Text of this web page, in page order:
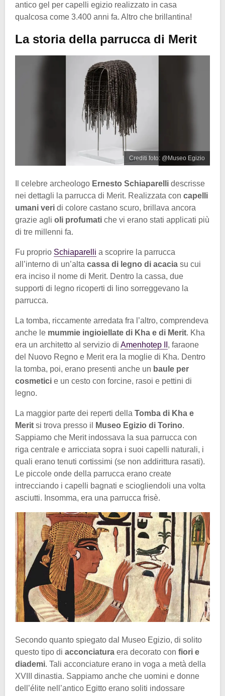
antico gel per capelli egizio realizzato in casa
qualcosa come 3.400 anni fa. Altro che brillantina!
La storia della parrucca di Merit
Crediti foto: @Museo Egizio
Il celebre archeologo Ernesto Schiaparelli descrisse
nei dettagli la parrucca di Merit. Realizzata con capelli
umani veri di colore castano scuro, brillava ancora
grazie agli oli profumati che vi erano stati applicati più
di tre millenni fa.
Fu proprio Schiaparelli a scoprire la parrucca
all’interno di un’alta cassa di legno di acacia su cui
era inciso il nome di Merit. Dentro la cassa, due
supporti di legno ricoperti di lino sorreggevano la
parrucca.
La tomba, riccamente arredata fra l’altro, comprendeva
anche le mummie ingioiellate di Kha e di Merit. Kha
era un architetto al servizio di Amenhotep II , faraone
del Nuovo Regno e Merit era la moglie di Kha. Dentro
la tomba, poi, erano presenti anche un baule per
cosmetici e un cesto con forcine, rasoi e pettini di
legno.
La maggior parte dei reperti della Tomba di Kha e
Merit si trova presso il Museo Egizio di Torino.
Sappiamo che Merit indossava la sua parrucca con
riga centrale e arricciata sopra i suoi capelli naturali, i
quali erano tenuti cortissimi (se non addirittura rasati).
Le piccole onde della parrucca erano create
intrecciando i capelli bagnati e sciogliendoli una volta
asciutti. Insomma, era una parrucca frisè.
Secondo quanto spiegato dal Museo Egizio, di solito
questo tipo di acconciatura era decorato con fiori e
diademi. Tali acconciature erano in voga a metà della
XVIII dinastia. Sappiamo anche che uomini e donne
dell’élite nell’antico Egitto erano soliti indossare